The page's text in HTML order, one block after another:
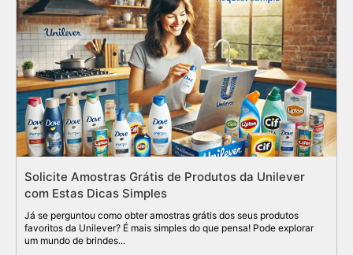
Solicite Amostras Grátis de Produtos da Unilever
com Estas Dicas Simples
Já se perguntou como obter amostras grátis dos seus produtos
favoritos da Unilever? É mais simples do que pensa! Pode explorar
um mundo de brindes...